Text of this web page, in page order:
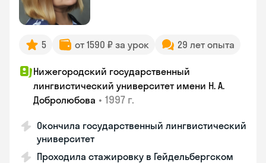
5 от 1590 ₽ за урок 29 лет опыта
Нижегородский государственный
лингвистический университет имени Н. А.
Добролюбова • 1997 г.
Окончила государственный лингвистический
университет
Проходила стажировку в Гейдельбергском